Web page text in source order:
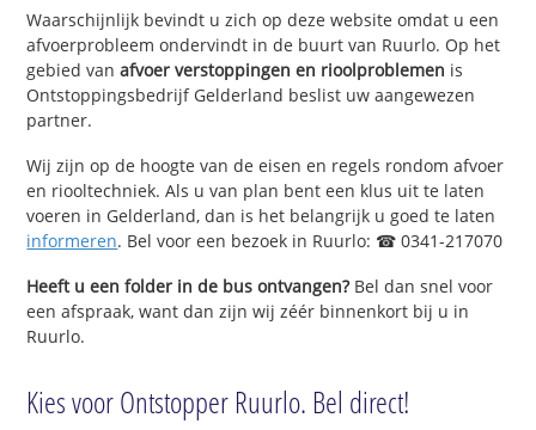
Waarschijnlijk bevindt u zich op deze website omdat u een
afvoerprobleem ondervindt in de buurt van Ruurlo. Op het
gebied vanafvoer verstoppingen en rioolproblemen is
Ontstoppingsbedrijf Gelderland beslist uw aangewezen
partner.
Wij zijn op de hoogte van de eisen en regels rondom afvoer
en riooltechniek. Als u van plan bent een klus uit te laten
voeren in Gelderland, dan is het belangrijk u goed te laten
informeren. Bel voor een bezoek in Ruurlo: ☎ 0341-217070
Heeft u een folder in de bus ontvangen?Bel dan snel voor
een afspraak, want dan zijn wij zéér binnenkort bij u in
Ruurlo.
Kies voor Ontstopper Ruurlo. Bel direct!